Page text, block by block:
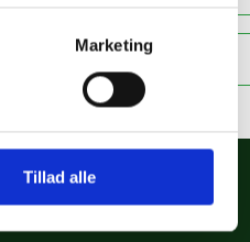
Marketing
Tillad alle
Del link til denne vare